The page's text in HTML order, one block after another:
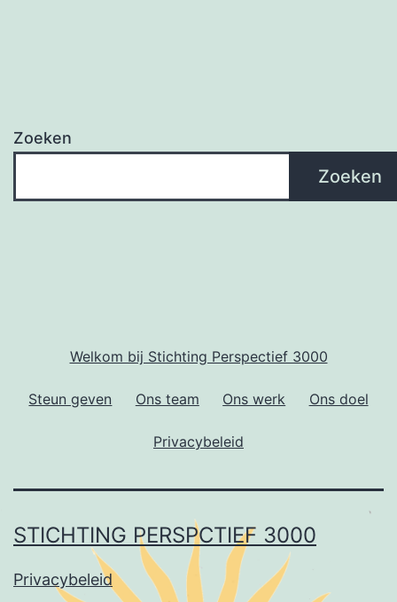
Zoeken
Zoeken
Welkom bij Stichting Perspectief 3000
Steun geven Ons team Ons werk Ons doel
Privacybeleid
STICHTING PERSPCTIEF 3000
Privacybeleid